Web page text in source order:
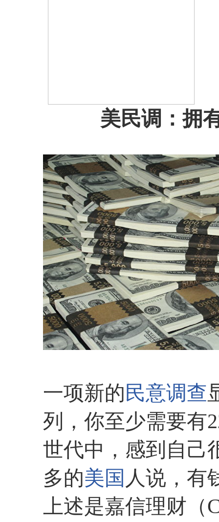
美民调：拥
一项新的民意调查
列，你至少需要有
世代中，感到自己
多的美国 人说，有
上述是嘉信理财（